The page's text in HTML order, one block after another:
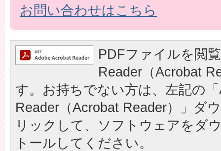
お問い合わせはこちら
PDFファイルを閲
Reader（Acrobat
す。お持ちでない方は、左記の
Reader（Acrobat Reader）」ダ
リックして、ソフトウェアをダ
トールしてください。